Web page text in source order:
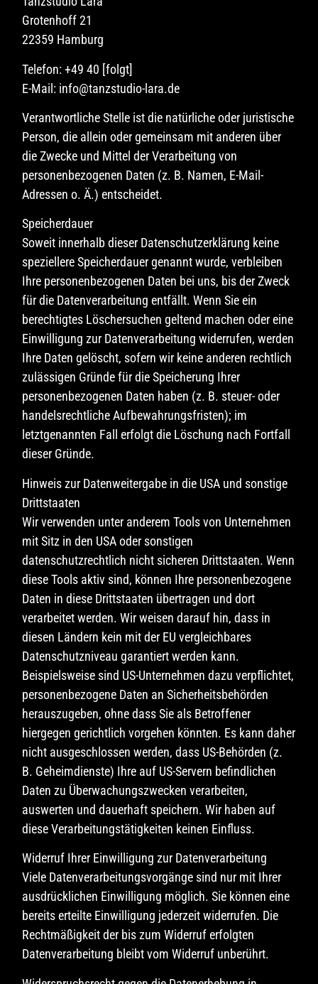
Grotenhoff 21
22359 Hamburg
Telefon: +49 40 [folgt]
E-Mail: info@tanzstudio-lara.de
Verantwortliche Stelle ist die natürliche oder juristische
Person, die allein oder gemeinsam mit anderen über
die Zwecke und Mittel der Verarbeitung von
personenbezogenen Daten (z. B. Namen, E-Mail-
Adressen o. Ä.) entscheidet.
Speicherdauer
Soweit innerhalb dieser Datenschutzerklärung keine
speziellere Speicherdauer genannt wurde, verbleiben
Ihre personenbezogenen Daten bei uns, bis der Zweck
für die Datenverarbeitung entfällt. Wenn Sie ein
berechtigtes Löschersuchen geltend machen oder eine
Einwilligung zur Datenverarbeitung widerrufen, werden
Ihre Daten gelöscht, sofern wir keine anderen rechtlich
zulässigen Gründe für die Speicherung Ihrer
personenbezogenen Daten haben (z. B. steuer- oder
handelsrechtliche Aufbewahrungsfristen); im
letztgenannten Fall erfolgt die Löschung nach Fortfall
dieser Gründe.
Hinweis zur Datenweitergabe in die USA und sonstige
Drittstaaten
Wir verwenden unter anderem Tools von Unternehmen
mit Sitz in den USA oder sonstigen
datenschutzrechtlich nicht sicheren Drittstaaten. Wenn
diese Tools aktiv sind, können Ihre personenbezogene
Daten in diese Drittstaaten übertragen und dort
verarbeitet werden. Wir weisen darauf hin, dass in
diesen Ländern kein mit der EU vergleichbares
Datenschutzniveau garantiert werden kann.
Beispielsweise sind US-Unternehmen dazu verpflichtet,
personenbezogene Daten an Sicherheitsbehörden
herauszugeben, ohne dass Sie als Betroffener
hiergegen gerichtlich vorgehen könnten. Es kann daher
nicht ausgeschlossen werden, dass US-Behörden (z.
B. Geheimdienste) Ihre auf US-Servern befindlichen
Daten zu Überwachungszwecken verarbeiten,
auswerten und dauerhaft speichern. Wir haben auf
diese Verarbeitungstätigkeiten keinen Einfluss.
Widerruf Ihrer Einwilligung zur Datenverarbeitung
Viele Datenverarbeitungsvorgänge sind nur mit Ihrer
ausdrücklichen Einwilligung möglich. Sie können eine
bereits erteilte Einwilligung jederzeit widerrufen. Die
Rechtmäßigkeit der bis zum Widerruf erfolgten
Datenverarbeitung bleibt vom Widerruf unberührt.